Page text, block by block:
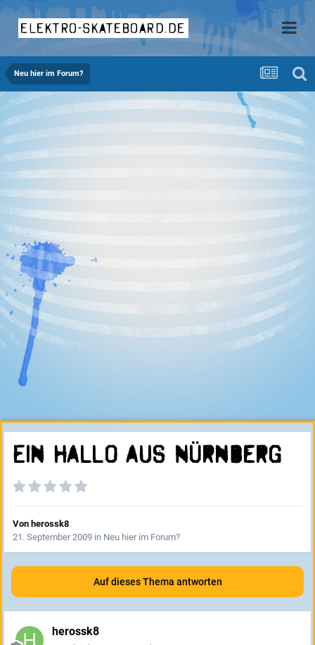
elektro-skateboard.de
Neu hier im Forum?
Ein Hallo aus Nürnberg
Von herossk8
21. September 2009 in Neu hier im Forum?
Auf dieses Thema antworten
herossk8